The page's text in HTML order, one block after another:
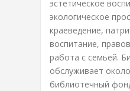
эстетическое
экологическое
краеведение,
воспитание,
работа с семьей.
обслуживает
библиотечный